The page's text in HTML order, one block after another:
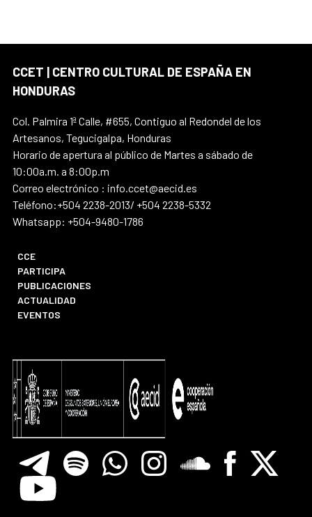
CCET | CENTRO CULTURAL DE ESPAÑA EN
HONDURAS
Col. Palmira 1ª Calle, #655, Contiguo al Redondel de los
Artesanos, Tegucigalpa, Honduras
Horario de apertura al público de Martes a sábado de
10:00a.m. a 8:00p.m
Correo electrónico : info.ccet@aecid.es
Teléfono:+504 2238-2013/ +504 2238-5332
Whatsapp: +504-9480-1786
CCE
PARTICIPA
PUBLICACIONES
ACTUALIDAD
EVENTOS
TelegramSpotify WhatsappInstagramSoundcloreFacebook
X
Youtube